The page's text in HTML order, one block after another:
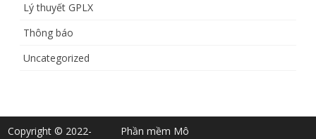
Lý thuyết GPLX
Thông báo
Uncategorized
Copyright © 2022- Phần mềm Mô